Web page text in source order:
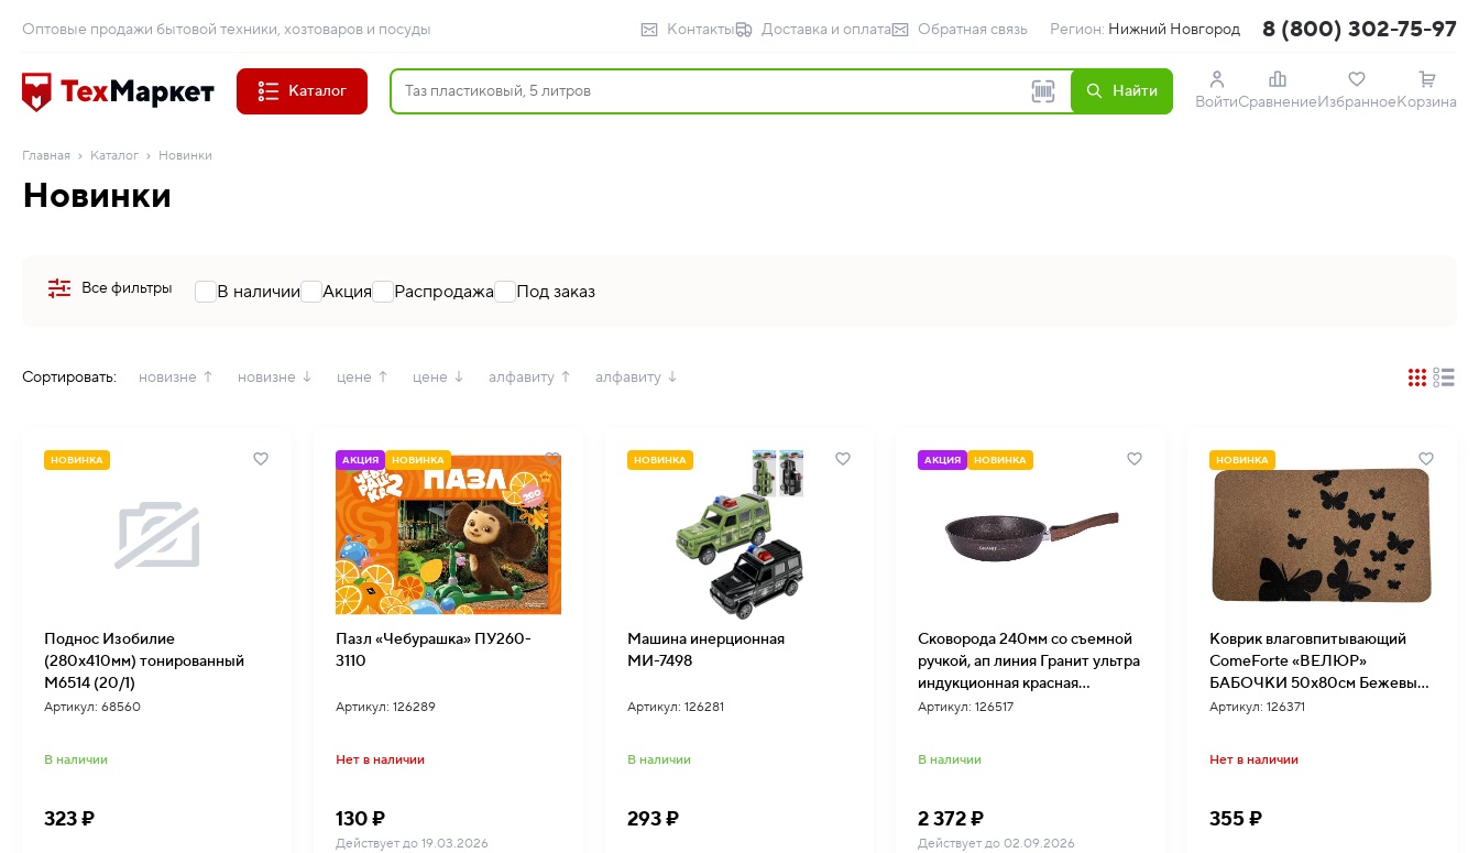
Оптовые продажи бытовой техники, хозтоваров и посуды Контакты Доставка и оплата Обратная связь Регион: Нижний Новгород 8 (800) 302-75-97
Каталог Найти
ВойтиСравнениеИзбранноеКорзина
Главная Каталог Новинки
Новинки
Все фильтры В наличии Акция Распродажа Под заказ
Сортировать: новизне ↑ новизне ↓ цене ↑ цене ↓ алфавиту ↑ алфавиту ↓
НОВИНКА
Поднос Изобилие
(280х410мм) тонированный
М6514 (20/1)
Артикул: 68560
В наличии
323 ₽
АКЦИЯ НОВИНКА
Пазл «Чебурашка» ПУ260-
3110
Артикул: 126289
Нет в наличии
130 ₽
Действует до 19.03.2026
НОВИНКА
Машина инерционная
МИ-7498
Артикул: 126281
В наличии
293 ₽
АКЦИЯ НОВИНКА
Сковорода 240мм со съемной
ручкой, ап линия Гранит ультра
индукционная красная
сгаиш242а (4/1)
Артикул: 126517
В наличии
2 372 ₽
Действует до 02.09.2026
НОВИНКА
Коврик влаговпитывающий
ComeForte «ВЕЛЮР»
БАБОЧКИ 50х80см Бежевый
10шт/уп
Артикул: 126371
Нет в наличии
355 ₽